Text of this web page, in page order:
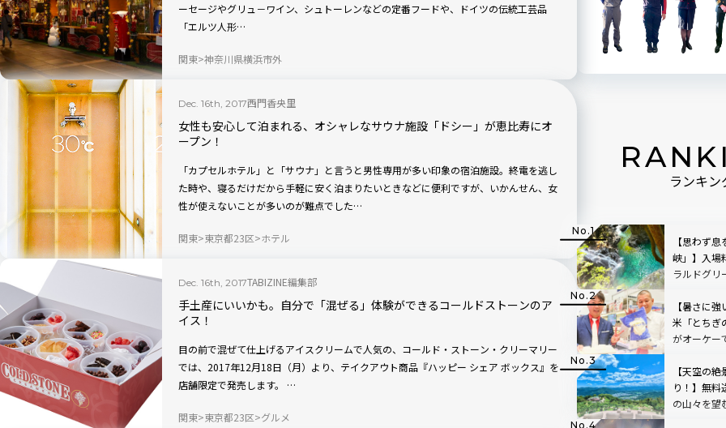
ーセージやグリュ－ワイン、シュトーレンなどの定番フードや、ドイツの伝統工芸品
「エルツ人形…
関東 神奈川県横浜市外
Dec. 16th, 2017西門香央里
女性も安心して泊まれる、オシャレなサウナ施設「ドシー」が恵比寿にオ
ープン！
「カプセルホテル」と「サウナ」と言うと男性専用が多い印象の宿泊施設。終電を逃し
た時や、寝るだけだから手軽に安く泊まりたいときなどに便利ですが、いかんせん、女
性が使えないことが多いのが難点でした…
関東 東京都23区 ホテル
Dec. 16th, 2017TABIZINE編集部
手土産にいいかも。自分で「混ぜる」体験ができるコールドストーンのア
イス！
目の前で混ぜて仕上げるアイスクリームで人気の、コールド・ストーン・クリーマリー
では、2017年12月18日（月）より、テイクアウト商品『ハッピー シェア ボックス』を
店舗限定で発売します。 …
関東 東京都23区 グルメ
ランキン
【思わず
峡」】入場
ラルドグリ
【暑さに
米「とちぎ
がオーケー
【天空の
り！】無料
の山々を望